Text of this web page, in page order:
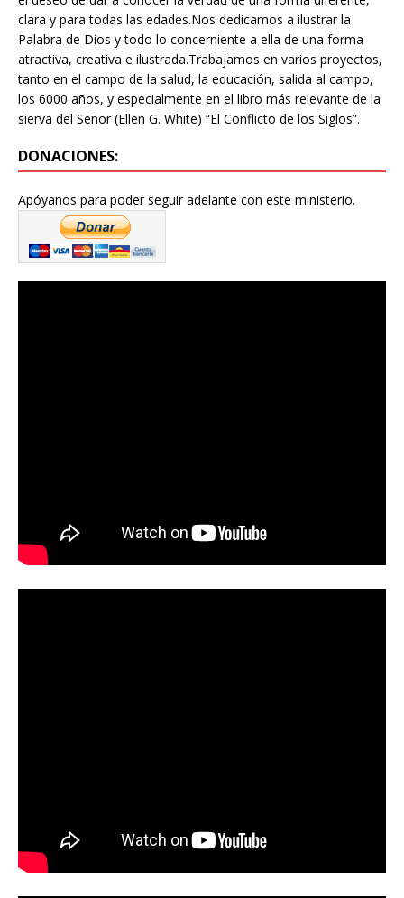
clara y para todas las edades.Nos dedicamos a ilustrar la
Palabra de Dios y todo lo concerniente a ella de una forma
atractiva, creativa e ilustrada.Trabajamos en varios proyectos,
tanto en el campo de la salud, la educación, salida al campo,
los 6000 años, y especialmente en el libro más relevante de la
sierva del Señor (Ellen G. White) “El Conflicto de los Siglos”.
DONACIONES:
Apóyanos para poder seguir adelante con este ministerio.